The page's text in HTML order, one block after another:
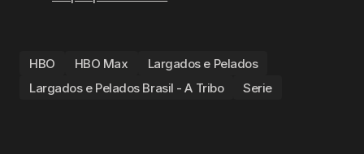
HBO HBO Max
Largados e Pelados
Largados e Pelados Brasil - A Tribo
Serie